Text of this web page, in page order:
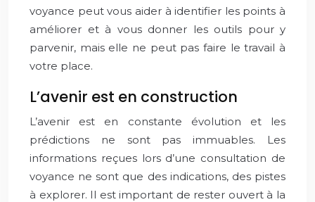
voyance peut vous aider à identifier les points à
améliorer et à vous donner les outils pour y
parvenir, mais elle ne peut pas faire le travail à
votre place.
L’avenir est en construction
L’avenir est en constante évolution et les
prédictions ne sont pas immuables. Les
informations reçues lors d’une consultation de
voyance ne sont que des indications, des pistes
à explorer. Il est important de rester ouvert à la